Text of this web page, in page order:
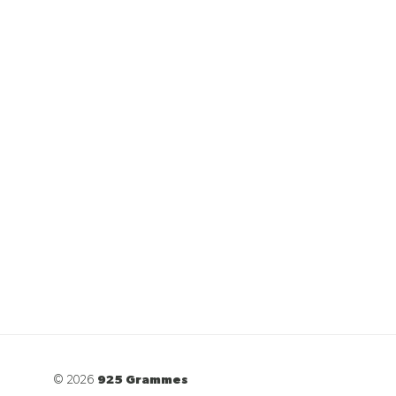
© 2026 925 Grammes